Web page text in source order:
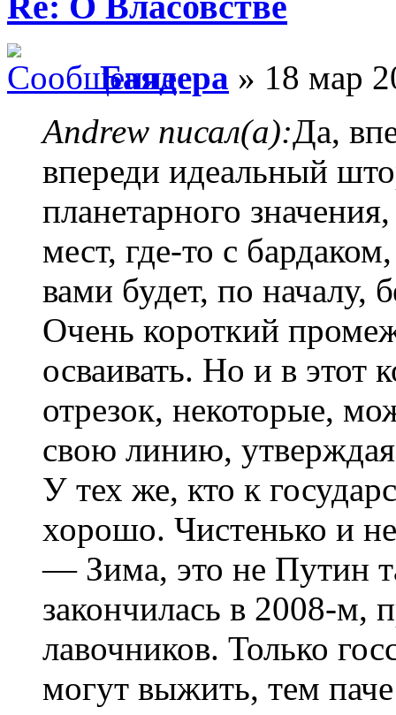
Баядера » 18 мар
Andrew писал(а):Да,
впереди идеальный
планетарного
мест, где-то с
вами будет, по началу,
Очень короткий
осваивать. Но и в этот
отрезок, некоторые,
свою линию,
У тех же, кто к
хорошо. Чистенько и
— Зима, это не Путин
закончилась в 2008-м,
лавочников. Только
могут выжить, тем